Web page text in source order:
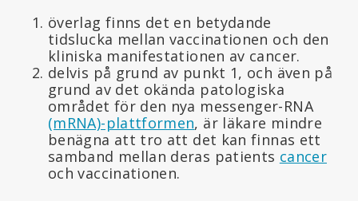
överlag finns det en betydande
tidslucka mellan vaccinationen och den
kliniska manifestationen av cancer.
delvis på grund av punkt 1, och även på
grund av det okända patologiska
området för den nya messenger-RNA
(mRNA)-plattformen, är läkare mindre
benägna att tro att det kan finnas ett
samband mellan deras patients cancer
och vaccinationen.